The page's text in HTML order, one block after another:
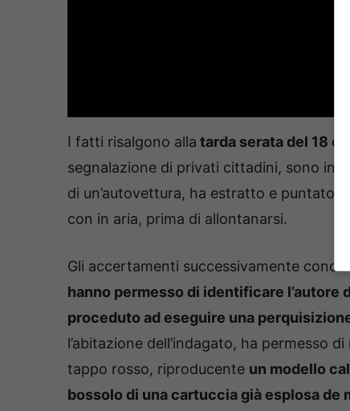
I fatti risalgono alla tarda serata del 18
segnalazione di privati cittadini, sono
di un’autovettura, ha estratto e puntato
con in aria, prima di allontanarsi.
Gli accertamenti successivamente
hanno permesso di identificare l’autore
proceduto ad eseguire una
l’abitazione dell’indagato, ha permesso
tappo rosso, riproducente un modello
bossolo di una cartuccia già esplosa